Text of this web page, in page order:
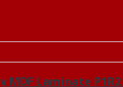
MDF Laminate P1R2